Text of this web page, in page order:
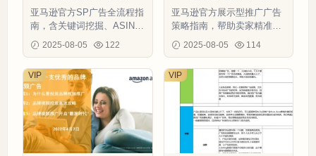
指南-100页
亚马逊官方SP广告全流程指
南，含关键词挖掘、ASIN定
位及大促ROAS提升122%的
实战方案
2025-08-05 122
略指南-19页
亚马逊官方展示型推广广告
策略指南，帮助卖家精准定
位受众，优化广告效果，提
升销售。
2025-08-05 114
VIP VIP